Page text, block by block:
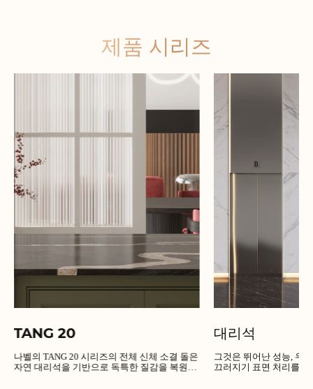
제품 시리즈
TANG 20
나벨의 TANG 20 시리즈의 전체 신체 소결 돌은
자연 대리석을 기반으로 독특한 질감을 복원합
대리석
그것은 뛰어난 성능, 우
끄러지기 표면 처리를